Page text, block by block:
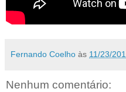
Fernando Coelho às 11/23/
Nenhum comentário: